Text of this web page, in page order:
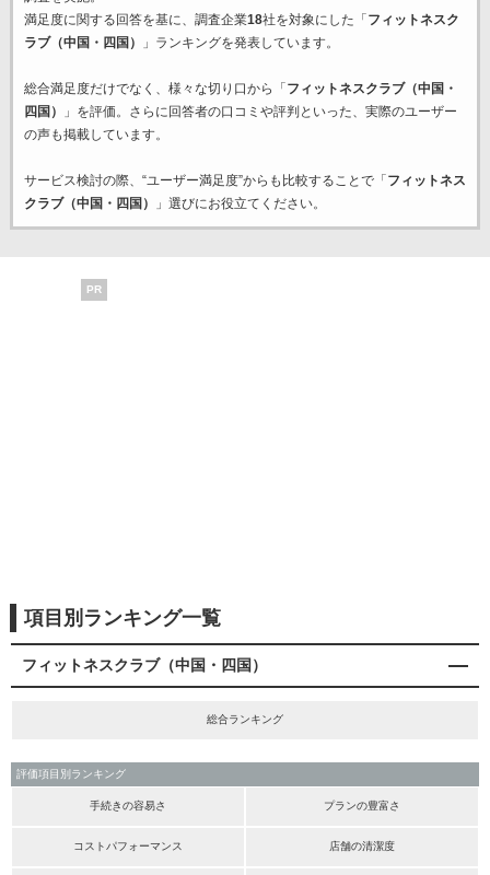
満足度に関する回答を基に、調査企業18社を対象にした「 フィットネスク
ラブ（中国・四国）
」ランキングを発表しています。
総合満足度だけでなく、様々な切り口から「 フィットネスクラブ（中国・
四国）
」を評価。さらに回答者の口コミや評判といった、実際のユーザー
の声も掲載しています。
サービス検討の際、“ユーザー満足度”からも比較することで「 フィットネス
クラブ（中国・四国）
」選びにお役立てください。
PR
項目別ランキング一覧
フィットネスクラブ（中国・四国）
総合ランキング
評価項目別ランキング
手続きの容易さ プランの豊富さ
コストパフォーマンス 店舗の清潔度